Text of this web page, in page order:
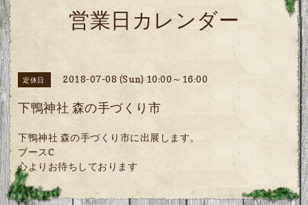
営業日カレンダー
定休日 2018-07-08 (Sun) 10:00～16:00
下鴨神社 森の手づくり市
下鴨神社 森の手づくり市に出展します。
ブースC
心よりお待ちしております